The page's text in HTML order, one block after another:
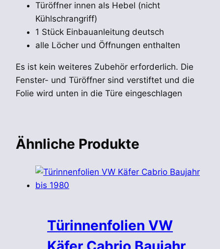
Türöffner innen als Hebel (nicht
Kühlschrangriff)
1 Stück Einbauanleitung deutsch
alle Löcher und Öffnungen enthalten
Es ist kein weiteres Zubehör erforderlich. Die
Fenster- und Türöffner sind verstiftet und die
Folie wird unten in die Türe eingeschlagen
Ähnliche Produkte
Türinnenfolien VW